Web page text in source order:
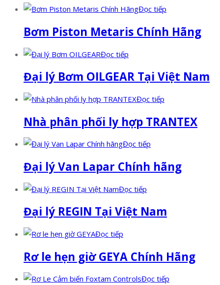
Đọc tiếp
Bơm Piston Metaris Chính Hãng
Đọc tiếp
Đại lý Bơm OILGEAR Tại Việt Nam
Đọc tiếp
Nhà phân phối ly hợp TRANTEX
Đọc tiếp
Đại lý Van Lapar Chính hãng
Đọc tiếp
Đại lý REGIN Tại Việt Nam
Đọc tiếp
Rơ le hẹn giờ GEYA Chính Hãng
Đọc tiếp